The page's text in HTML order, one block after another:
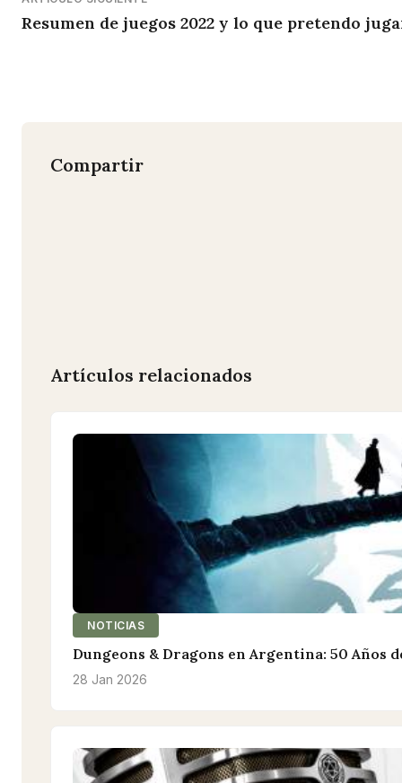
Resumen de juegos 2022 y lo que pretendo
Compartir
Artículos relacionados
NOTICIAS
Dungeons & Dragons en Argentina: 50 Años
28 Jan 2026